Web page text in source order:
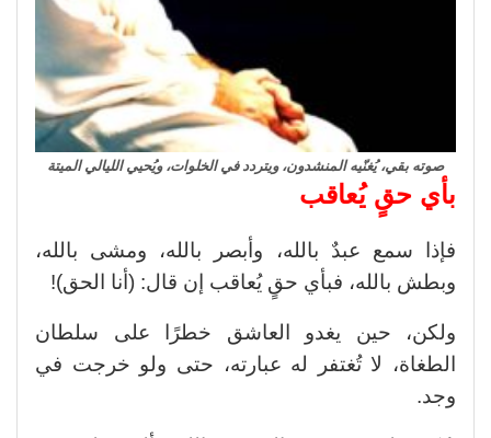
صوته بقي، يُغنّيه المنشدون، ويتردد في الخلوات، ويُحيي الليالي الميتة
بأي حقٍ يُعاقب
فإذا سمع عبدٌ بالله، وأبصر بالله، ومشى بالله،
وبطش بالله، فبأي حقٍ يُعاقب إن قال: (أنا الحق)!
ولكن، حين يغدو العاشق خطرًا على سلطان
الطغاة، لا تُغتفر له عبارته، حتى ولو خرجت في
وجد.